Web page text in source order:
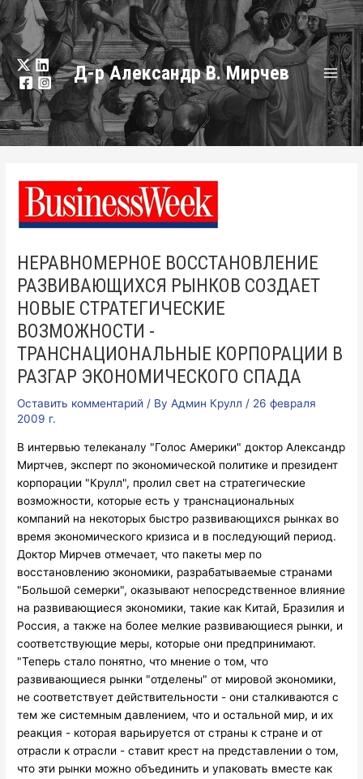
Перейти
к
содержанию
Д-р Александр В. Мирчев
НЕРАВНОМЕРНОЕ ВОССТАНОВЛЕНИЕ
РАЗВИВАЮЩИХСЯ РЫНКОВ СОЗДАЕТ
НОВЫЕ СТРАТЕГИЧЕСКИЕ
ВОЗМОЖНОСТИ -
ТРАНСНАЦИОНАЛЬНЫЕ КОРПОРАЦИИ В
РАЗГАР ЭКОНОМИЧЕСКОГО СПАДА
Оставить комментарий / ByАдмин Крулл / 26 февраля
2009 г.
В интервью телеканалу "Голос Америки" доктор Александр
Миртчев, эксперт по экономической политике и президент
корпорации "Крулл", пролил свет на стратегические
возможности, которые есть у транснациональных
компаний на некоторых быстро развивающихся рынках во
время экономического кризиса и в последующий период.
Доктор Мирчев отмечает, что пакеты мер по
восстановлению экономики, разрабатываемые странами
"Большой семерки", оказывают непосредственное влияние
на развивающиеся экономики, такие как Китай, Бразилия и
Россия, а также на более мелкие развивающиеся рынки, и
соответствующие меры, которые они предпринимают.
"Теперь стало понятно, что мнение о том, что
развивающиеся рынки "отделены" от мировой экономики,
не соответствует действительности - они сталкиваются с
тем же системным давлением, что и остальной мир, и их
реакция - которая варьируется от страны к стране и от
отрасли к отрасли - ставит крест на представлении о том,
что эти рынки можно объединить и упаковать вместе как